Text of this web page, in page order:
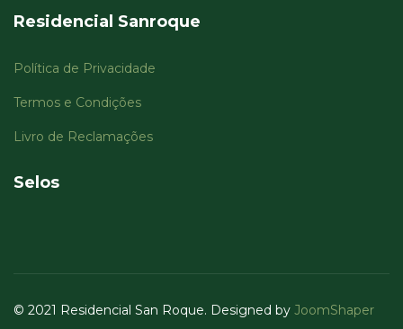
Residencial Sanroque
Política de Privacidade
Termos e Condições
Livro de Reclamações
Selos
© 2021 Residencial San Roque. Designed by JoomShaper